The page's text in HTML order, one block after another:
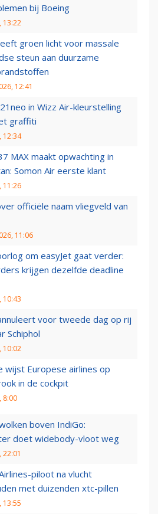
bij Boeing
13:22
groen licht voor massale
steun aan duurzame
12:41
in Wizz Air-kleurstelling
graffiti
12:34
MAX maakt opwachting in
Somon Air eerste klant
11:26
officiële naam vliegveld van
11:06
om easyJet gaat verder:
krijgen dezelfde deadline
10:43
voor tweede dag op rij
Schiphol
10:02
wijst Europese airlines op
in de cockpit
8:00
boven IndiGo:
doet widebody-vloot weg
piloot na vlucht
met duizenden xtc-pillen
13:55